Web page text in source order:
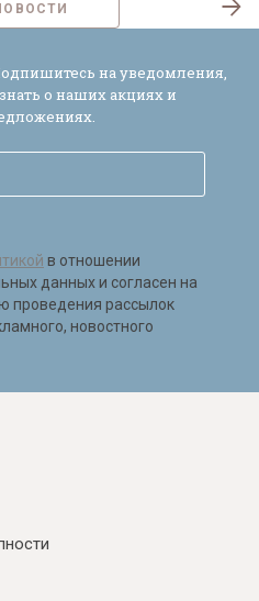
на уведомления,
о наших акциях и
в отношении
данных и согласен на
проведения рассылок
новостного